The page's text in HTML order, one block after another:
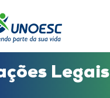
Legais